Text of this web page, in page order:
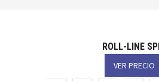
ROLL-LINE
VER PRECIO